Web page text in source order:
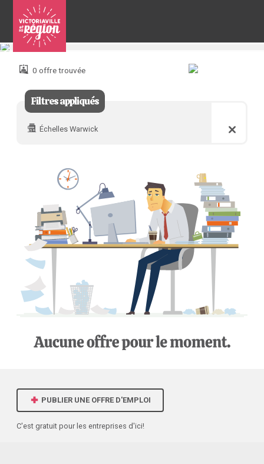
Pour
joindre 0 offre trouvée
Filtres appliqués
Échelles Warwick
PUBLIER UNE OFFRE D'EMPLOI
C'est gratuit pour les entreprises d'ici!